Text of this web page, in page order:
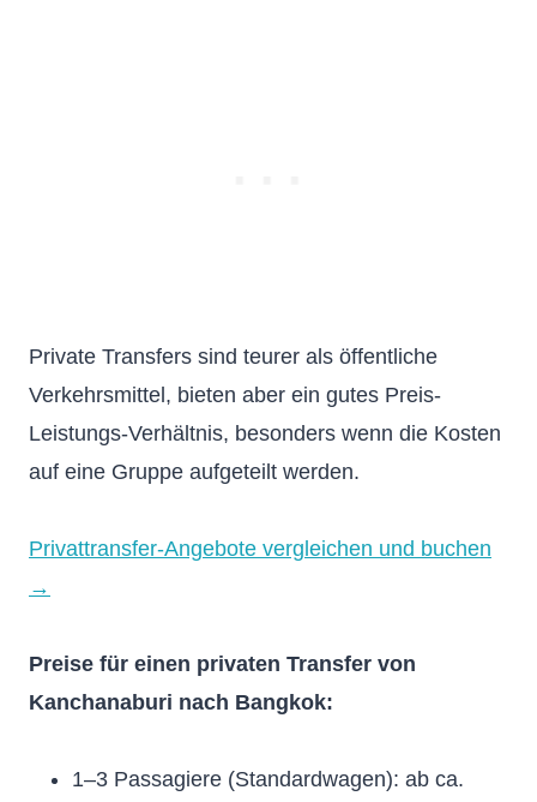
Private Transfers sind teurer als öffentliche
Verkehrsmittel, bieten aber ein gutes Preis-
Leistungs-Verhältnis, besonders wenn die Kosten
auf eine Gruppe aufgeteilt werden.
Privattransfer-Angebote vergleichen und buchen
→
Preise für einen privaten Transfer von
Kanchanaburi nach Bangkok:
1–3 Passagiere (Standardwagen): ab ca.